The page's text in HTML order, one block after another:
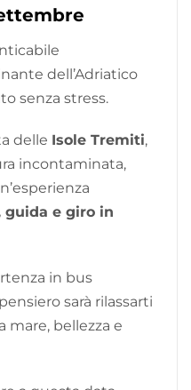
dell’Adriatico
senza stress.
delle Isole Tremiti,
incontaminata,
guida e giro in
in bus
sarà rilassarti
mare, bellezza e